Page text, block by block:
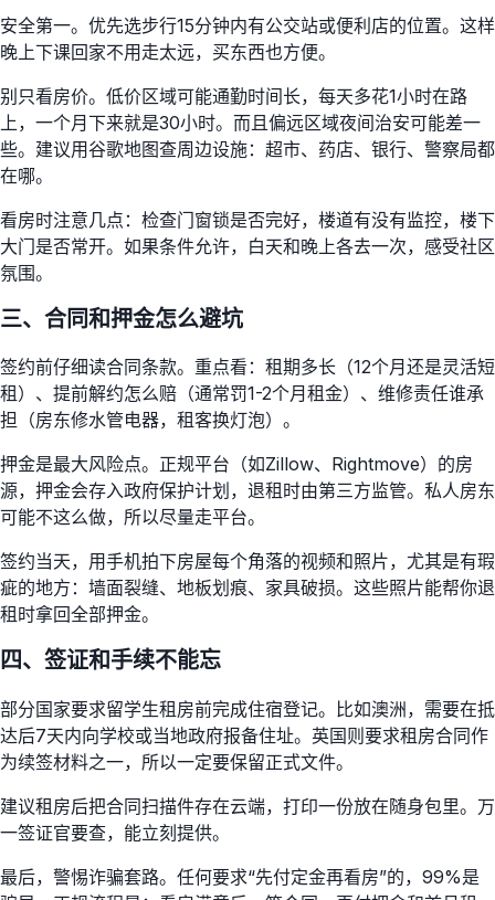
安全第一。优先选步行15分钟内有公交站或便利店的位置。这样
晚上下课回家不用走太远，买东西也方便。
别只看房价。低价区域可能通勤时间长，每天多花1小时在路
上，一个月下来就是30小时。而且偏远区域夜间治安可能差一
些。建议用谷歌地图查周边设施：超市、药店、银行、警察局都
在哪。
看房时注意几点：检查门窗锁是否完好，楼道有没有监控，楼下
大门是否常开。如果条件允许，白天和晚上各去一次，感受社区
氛围。
三、合同和押金怎么避坑
签约前仔细读合同条款。重点看：租期多长（12个月还是灵活短
租）、提前解约怎么赔（通常罚1-2个月租金）、维修责任谁承
担（房东修水管电器，租客换灯泡）。
押金是最大风险点。正规平台（如Zillow、Rightmove）的房
源，押金会存入政府保护计划，退租时由第三方监管。私人房东
可能不这么做，所以尽量走平台。
签约当天，用手机拍下房屋每个角落的视频和照片，尤其是有瑕
疵的地方：墙面裂缝、地板划痕、家具破损。这些照片能帮你退
租时拿回全部押金。
四、签证和手续不能忘
部分国家要求留学生租房前完成住宿登记。比如澳洲，需要在抵
达后7天内向学校或当地政府报备住址。英国则要求租房合同作
为续签材料之一，所以一定要保留正式文件。
建议租房后把合同扫描件存在云端，打印一份放在随身包里。万
一签证官要查，能立刻提供。
最后，警惕诈骗套路。任何要求“先付定金再看房”的，99%是